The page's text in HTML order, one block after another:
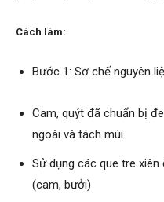
Cách làm:
Bước 1: Sơ chế nguyên
Cam, quýt đã chuẩn bị
ngoài và tách múi.
Sử dụng các que tre
(cam, bưởi)